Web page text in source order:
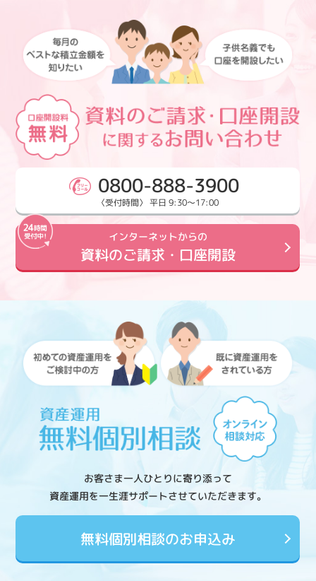
0800-888-3900
〈受付時間〉 平日 9:30～17:00
インターネットからの
資料のご請求・口座開設
お客さま一人ひとりに寄り添って
資産運用を一生涯サポートさせていただきます。
無料個別相談のお申込み